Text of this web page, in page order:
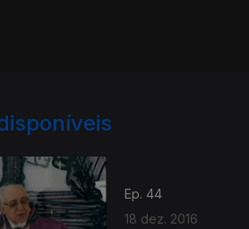
Ep. 44
18 dez. 2016